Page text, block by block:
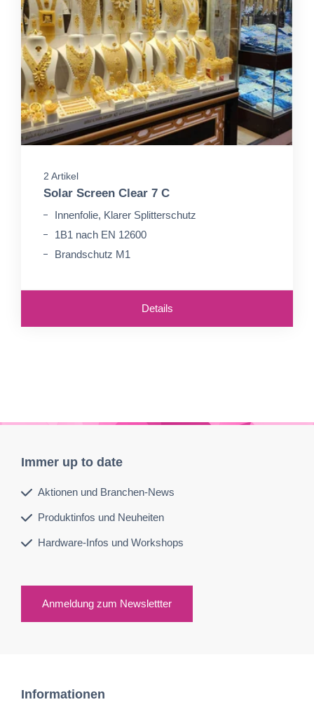
2 Artikel
Solar Screen Clear 7 C
Innenfolie, Klarer Splitterschutz
1B1 nach EN 12600
Brandschutz M1
Details
Immer up to date
Aktionen und Branchen-News
Produktinfos und Neuheiten
Hardware-Infos und Workshops
Anmeldung zum Newslettter
Informationen